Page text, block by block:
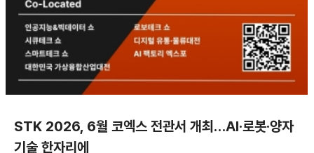
STK 2026, 6월 코엑스 전관서 개최…AI·로봇·양자
기술 한자리에